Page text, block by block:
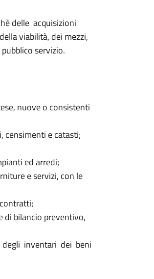
delle acquisizioni
viabilità, dei mezzi,
servizio.
nuove o consistenti
censimenti e catasti;
ed arredi;
e servizi, con le
di bilancio preventivo,
inventari dei beni